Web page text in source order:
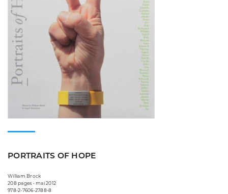
PORTRAITS OF HOPE
William Brock
208 pages • mai 2012
978-2-7606-2788-8